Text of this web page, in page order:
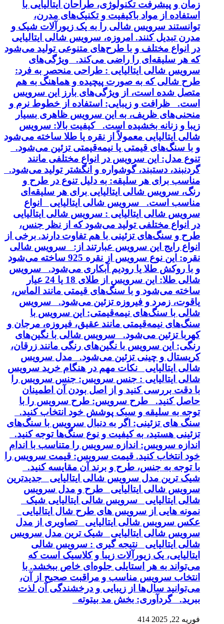
زمان و پیشرفت تکنولوژی، طراحان ایتالیایی با
استفاده از مواد باکیفیت و تکنیک‌های مدرن،
توانستند سرویس شالی را به یک زیورآلات شیک و
مدرن تبدیل کنند. امروزه، سرویس شالی ایتالیایی
در انواع مختلف و با طرح‌های متنوعی تولید می‌شود
که هر سلیقه‌ای را راضی می‌کند. ویژگی‌های
سرویس شالی ایتالیایی : طراحی منحصر به فرد:
طرح شالی که به صورت پیچیده و هماهنگ به هم
متصل شده است، از ویژگی‌های بارز این سرویس
است. ظرافت و زیبایی: استفاده از خطوط نرم و
منحنی‌های ظریف، به این سرویس ظاهری بسیار
زیبا و زنانه بخشیده است. کیفیت بالا: سرویس
شالی ایتالیایی معمولاً از نقره یا طلا ساخته می‌شود
و با سنگ‌های قیمتی یا نیمه‌قیمتی تزئین می‌شود.
تنوع مدل: این سرویس در انواع مختلفی مانند
گردنبند، دستبند، گوشواره و انگشتر تولید می‌شود.
مناسب برای هر سلیقه: به دلیل تنوع در طرح و
رنگ، سرویس شالی ایتالیایی برای هر سلیقه‌ای
مناسب است. سرویس شالی ایتالیایی انواع
سرویس شالی ایتالیایی : سرویس شالی ایتالیایی
در انواع مختلفی تولید می‌شود که از نظر جنس،
طرح و سنگ‌های تزئینی با هم تفاوت دارند. برخی از
انواع رایج این سرویس عبارتند از: سرویس شالی
نقره: این نوع سرویس از نقره 925 ساخته می‌شود
و با روکش طلا یا رودیم آبکاری می‌شود. سرویس
شالی طلا: این سرویس از طلای 18 یا 24 عیار
ساخته می‌شود و با سنگ‌های قیمتی مانند الماس،
یاقوت، زمرد و فیروزه تزئین می‌شود. سرویس
شالی با سنگ‌های نیمه‌قیمتی: این سرویس با
سنگ‌های نیمه‌قیمتی مانند عقیق، فیروزه، مرجان و
کهربا تزئین می‌شود. سرویس شالی با نگین‌های
رنگی: این سرویس با نگین‌های رنگی مانند زرقان،
کریستال و چینی تزئین می‌شود. مدل سرویس
شالی ایتالیایی نکات مهم در هنگام خرید سرویس
شالی ایتالیایی : جنس سرویس: جنس سرویس را
با دقت بررسی کنید و از اصل بودن آن اطمینان
حاصل کنید. طرح سرویس: طرح سرویس را با
توجه به سلیقه و سبک پوشش خود انتخاب کنید.
سنگ های تزئینی: اگر به دنبال سرویس با سنگ‌های
تزئینی هستید، به کیفیت و نوع سنگ‌ها توجه کنید.
اندازه سرویس: اندازه سرویس را متناسب با اندام
خود انتخاب کنید. قیمت سرویس: قیمت سرویس را
با توجه به جنس، طرح و برند آن مقایسه کنید.
شیک ترین مدل سرویس شالی ایتالیایی جدیدترین
سرویس شالی ایتالیایی طرح و مدل سرویس
شالی ایتالیایی سرویس شالی ایتالیایی شیک
نمونه هایی از سرویس های طرح شال ایتالیایی
عکس سرویس شالی ایتالیایی تصاویری از مدل
سرویس شالی ایتالیایی شیک ترین مدل سرویس
شالی ایتالیایی نتیجه گیری : سرویس شالی
ایتالیایی، یک زیورآلات زیبا و کلاسیک است که
می‌تواند به هر استایلی جلوه‌ای خاص ببخشد. با
انتخاب سرویس مناسب و مراقبت صحیح از آن،
می‌توانید سال‌ها از زیبایی و درخشندگی آن لذت
ببرید. گردآوری: بخش مد بیتوته
فوریه 22, 2025 414